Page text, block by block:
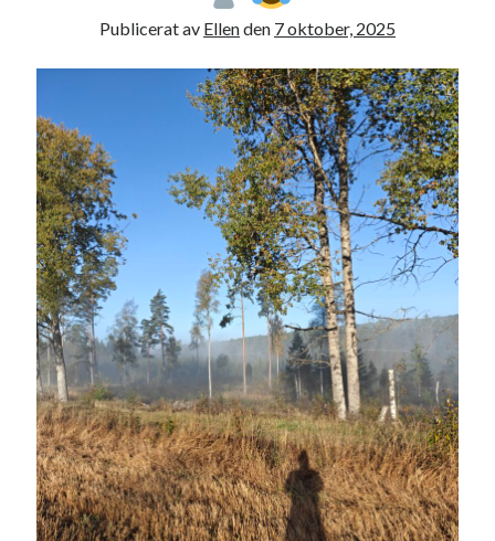
Hej och välkomna till min blogg! Jag heter Ellen och är född 1996. På
denna bloggen kan ni följa min resa med hästarna, från ponnytävlingar i
dressyr & hoppning till MSV hopp & dressyr på stor häst.
Sök
Sök
Senaste inläggen
FULLT UPP!
MÅNDAG
EN TJUV!
KODEN ÄR KNÄCKT
PALLE; dagens hoppning!
Publicerat av Ellenden 7 oktober, 2025